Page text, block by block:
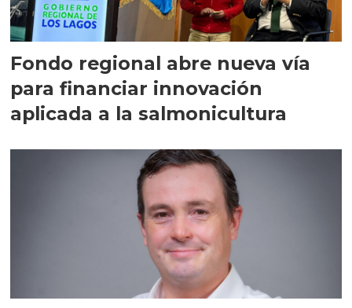
Fondo regional abre nueva vía
para financiar innovación
aplicada a la salmonicultura